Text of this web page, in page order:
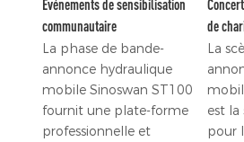
Événements de sensibilisation
communautaire
La phase de bande-
annonce hydraulique
mobile Sinoswan ST100
fournit une plate-forme
professionnelle et
de
La
est
pour